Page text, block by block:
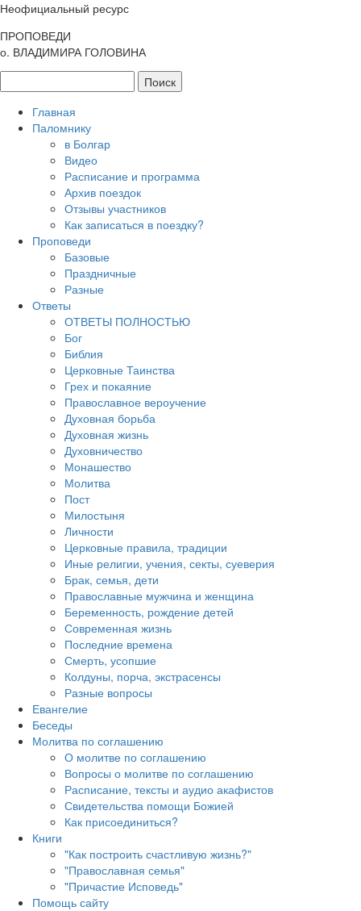
Неофициальный ресурс
ПРОПОВЕДИ
о. ВЛАДИМИРА ГОЛОВИНА
Главная
Паломнику
в Болгар
Видео
Расписание и программа
Архив поездок
Отзывы участников
Как записаться в поездку?
Проповеди
Базовые
Праздничные
Разные
Ответы
ОТВЕТЫ ПОЛНОСТЬЮ
Бог
Библия
Церковные Таинства
Грех и покаяние
Православное вероучение
Духовная борьба
Духовная жизнь
Духовничество
Монашество
Молитва
Пост
Милостыня
Личности
Церковные правила, традиции
Иные религии, учения, секты, суеверия
Брак, семья, дети
Православные мужчина и женщина
Беременность, рождение детей
Современная жизнь
Последние времена
Смерть, усопшие
Колдуны, порча, экстрасенсы
Разные вопросы
Евангелие
Беседы
Молитва по соглашению
О молитве по соглашению
Вопросы о молитве по соглашению
Расписание, тексты и аудио акафистов
Свидетельства помощи Божией
Как присоединиться?
Книги
"Как построить счастливую жизнь?"
"Православная семья"
"Причастие Исповедь"
Помощь сайту